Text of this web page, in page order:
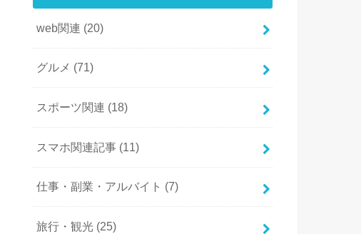
web関連 (20)
グルメ (71)
スポーツ関連 (18)
スマホ関連記事 (11)
仕事・副業・アルバイト (7)
旅行・観光 (25)